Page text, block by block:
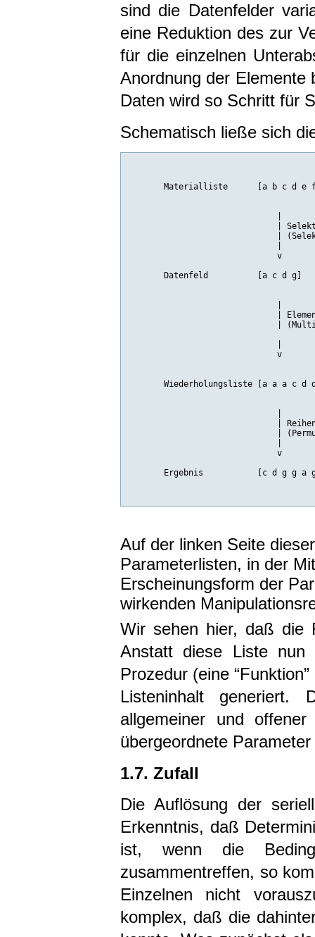
sind die Datenfelder
eine Reduktion des zur
für die einzelnen
Anordnung der Elemente
Daten wird so Schritt für
Schematisch ließe sich
Materialliste      [a b c d e
|
|
                              v
Datenfeld
|
|
                              v
Wiederholungsliste [a a a c d
|
|
                              v
Ergebnis           [c d g g a
Auf der linken Seite
Parameterlisten, in der
Erscheinungsform der
wirkenden
Wir sehen hier, daß die
Anstatt diese Liste nun
Prozedur (eine
Listeninhalt
allgemeiner und
übergeordnete
1.7. Zufall
Die Auflösung der
Erkenntnis, daß
ist, wenn die
zusammentreffen, so
Einzelnen nicht
komplex, daß die